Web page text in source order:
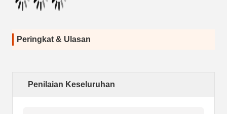
Peringkat & Ulasan
Penilaian Keseluruhan